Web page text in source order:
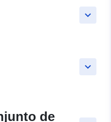
keyboard_arrow_down
keyboard_arrow_down
de